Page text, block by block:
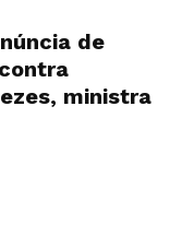
de
ministra